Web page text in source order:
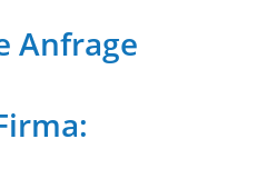
Anfrage